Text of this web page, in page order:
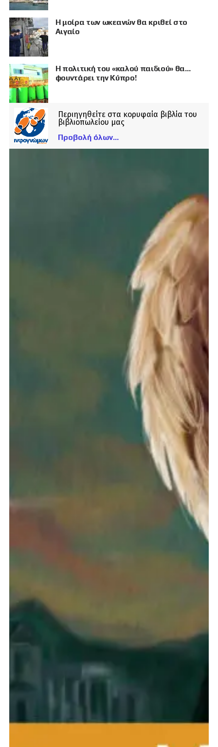
Η μοίρα των ωκεανών θα κριθεί στο
Αιγαίο
Η πολιτική του «καλού παιδιού» θα…
φουντάρει την Κύπρο!
Περιηγηθείτε στα κορυφαία βιβλία του
βιβλιοπωλείου μας
Προβολή όλων